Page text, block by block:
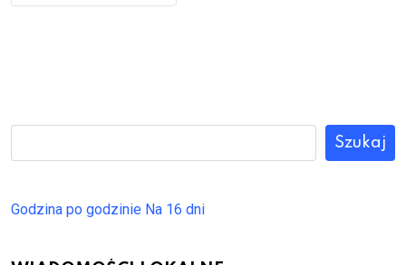
Szukaj
Godzina po godzinie Na 16 dni